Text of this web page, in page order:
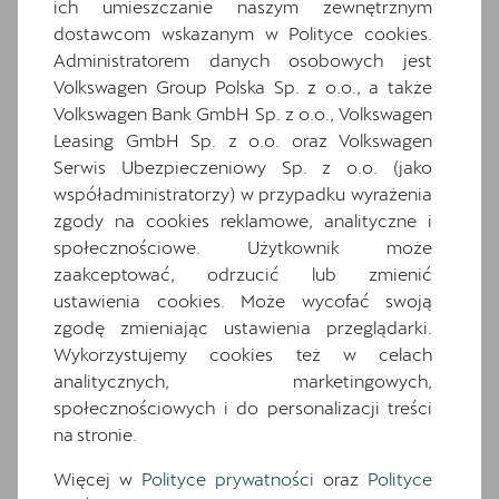
Komplet dywaników
Media System Plus: 12.9-calowy kolorowy
ekran dotykowy
Osłony przeciwsłoneczne kierowcy i
pasażera z zamykanymi i podświetlanymi
lusterkami
Oświetlenie powitalne LED w lusterkach
bocznych
Relingi dachowe w kolorze lśniącej czerni
Schowek z funkcją bezprzewodowego
ładowania telefonu
Speed limiter
System Front Cross traffic assist
System rozpoznawania zmęczenia
Wnętrze CUPRA z elementami
ciemnego aluminium i miedzi
ich umieszczanie naszym zewnętrznym
dostawcom wskazanym w Polityce cookies.
Administratorem danych osobowych jest
Volkswagen Group Polska Sp. z o.o., a także
Volkswagen Bank GmbH Sp. z o.o., Volkswagen
Leasing GmbH Sp. z o.o. oraz Volkswagen
Serwis Ubezpieczeniowy Sp. z o.o. (jako
współadministratorzy) w przypadku wyrażenia
zgody na cookies reklamowe, analityczne i
społecznościowe. Użytkownik może
zaakceptować, odrzucić lub zmienić
ustawienia cookies. Może wycofać swoją
zgodę zmieniając ustawienia przeglądarki.
Wykorzystujemy cookies też w celach
analitycznych, marketingowych,
społecznościowych i do personalizacji treści
na stronie.
Więcej w Polityce prywatności oraz Polityce